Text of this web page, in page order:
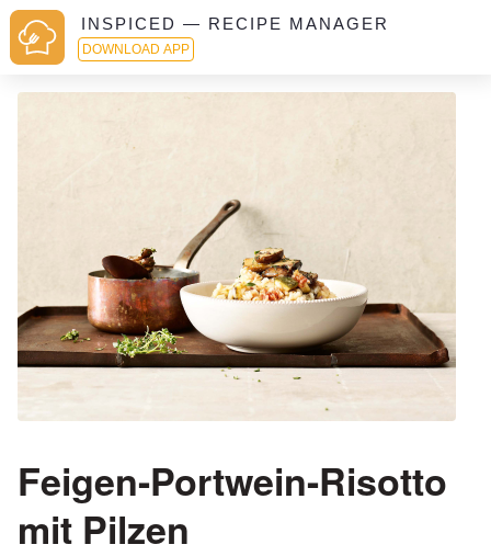
INSPICED — RECIPE MANAGER
DOWNLOAD APP
Feigen-Portwein-Risotto
mit Pilzen